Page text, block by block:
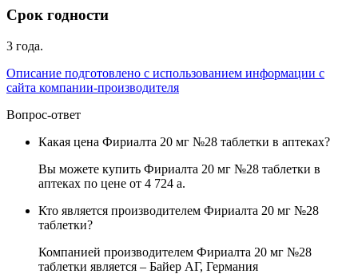
Срок годности
3 года.
Описание подготовлено с использованием информации с
сайта компании-производителя
Вопрос-ответ
Какая цена Фириалта 20 мг №28 таблетки в аптеках?
Вы можете купить Фириалта 20 мг №28 таблетки в
аптеках по цене от 4 724 a.
Кто является производителем Фириалта 20 мг №28
таблетки?
Компанией производителем Фириалта 20 мг №28
таблетки является – Байер АГ, Германия